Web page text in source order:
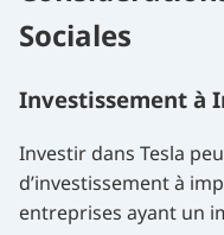
Sociales
Investissement à
Investir dans Tesla
d’investissement à
entreprises ayant un